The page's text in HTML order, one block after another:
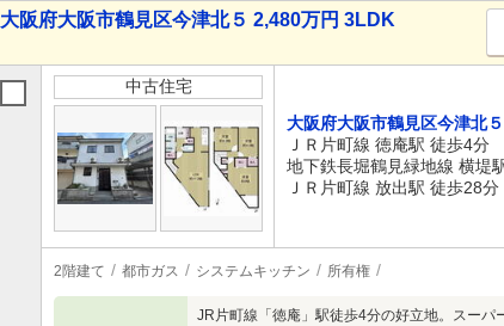
大阪府大阪市鶴見区今津北５ 2,480万円 3LDK
中古住宅
大阪府大阪市鶴見区今津北５
ＪＲ片町線 徳庵駅 徒歩4分
地下鉄長堀鶴見緑地線 横堤
ＪＲ片町線 放出駅 徒歩28分
2階建て 都市ガス システムキッチン 所有権
JR片町線「徳庵」駅徒歩4分の好立地。スーパ